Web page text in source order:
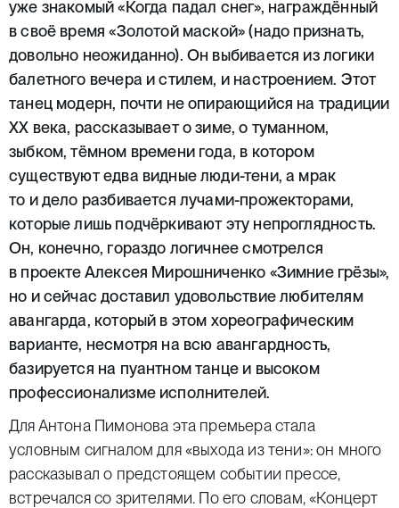
уже знакомый «Когда падал снег», награждённый
в своё время «Золотой маской» (надо признать,
довольно неожиданно). Он выбивается из логики
балетного вечера и стилем, и настроением. Этот
танец модерн, почти не опирающийся на традиции
ХХ века, рассказывает о зиме, о туманном,
зыбком, тёмном времени года, в котором
существуют едва видные люди-тени, а мрак
то и дело разбивается лучами-прожекторами,
которые лишь подчёркивают эту непроглядность.
Он, конечно, гораздо логичнее смотрелся
в проекте Алексея Мирошниченко «Зимние грёзы»,
но и сейчас доставил удовольствие любителям
авангарда, который в этом хореографическим
варианте, несмотря на всю авангардность,
базируется на пуантном танце и высоком
профессионализме исполнителей.
Для Антона Пимонова эта премьера стала
условным сигналом для «выхода из тени»: он много
рассказывал о предстоящем событии прессе,
встречался со зрителями. По его словам, «Концерт